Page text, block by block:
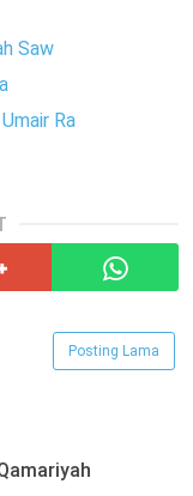
Saw
Ra
Posting Lama